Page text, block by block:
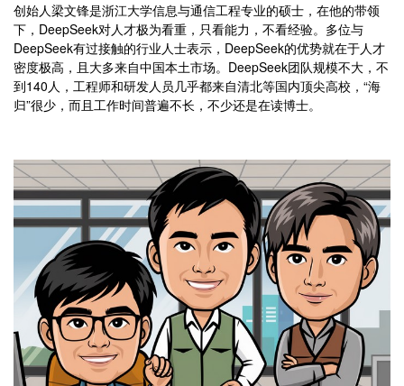
创始人梁文锋是浙江大学信息与通信工程专业的硕士，在他的带领
下，DeepSeek对人才极为看重，只看能力，不看经验。多位与
DeepSeek有过接触的行业人士表示，DeepSeek的优势就在于人才
密度极高，且大多来自中国本土市场。DeepSeek团队规模不大，不
到140人，工程师和研发人员几乎都来自清北等国内顶尖高校，“海
归”很少，而且工作时间普遍不长，不少还是在读博士。